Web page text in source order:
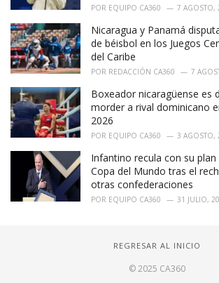
POR EQUIPO CA360 7 AGOSTO,
Nicaragua y Panamá
de béisbol en los Juegos
del Caribe
POR REDACCIÓN CA360 7
Boxeador nicaragüense es
morder a rival dominicano
2026
POR EQUIPO CA360 3 AGOSTO,
Infantino recula con su
Copa del Mundo tras el
otras confederaciones
POR EQUIPO CA360 31 JULIO,
REGRESAR AL INICIO
© 2025 CA360